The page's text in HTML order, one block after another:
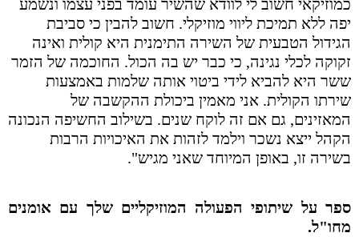
כמוזיקאי חשוב לי לוודא שהשיר עומד בפני עצמו ונשמע
יפה ללא תמיכת ליווי מוזיקלי. חשוב להבין כי סביבת
הגידול הטבעית של השירה התימנית היא קולית ואינה
זקוקה לכלי נגינה, כי כבר יש בה הכול. החוכמה של הזמר
ששר היא להביא לידי ביטוי אותה שלמות באמצעות
שירתו הקולית. אני מאמין ביכולת ההקשבה של
המאזינים, גם אם זה לוקח שנים. בשילוב החשיפה הנכונה
הקהל ייצא נשכר וילמד לזהות את האיכויות הרבות
בשירה זו, באופן המיוחד שאני מגיש".
ספר על שיתופי הפעולה המוזיקליים שלך עם אומנים
מחו"ל.